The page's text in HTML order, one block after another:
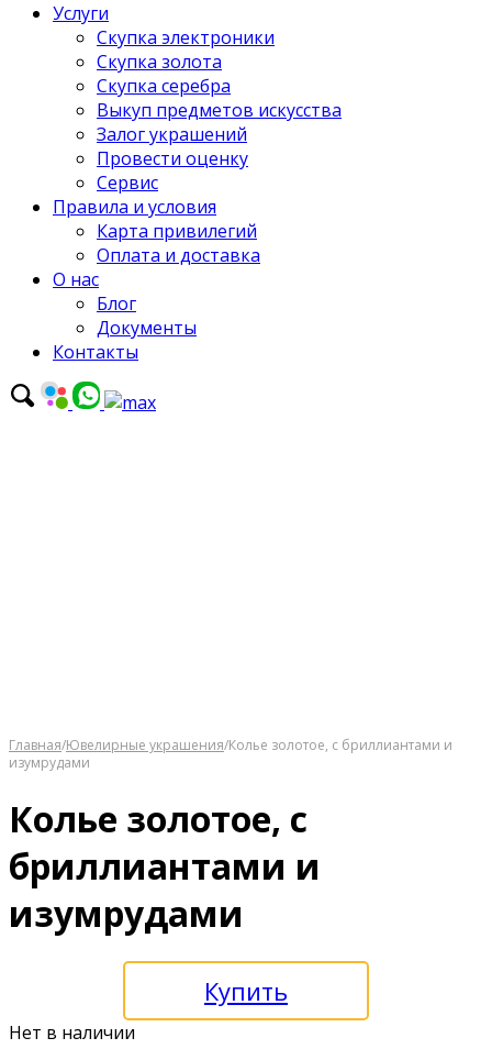
Услуги
Скупка электроники
Скупка золота
Скупка серебра
Выкуп предметов искусства
Залог украшений
Провести оценку
Сервис
Правила и условия
Карта привилегий
Оплата и доставка
О нас
Блог
Документы
Контакты
Главная/Ювелирные украшения/Колье золотое, с бриллиантами и
изумрудами
Колье золотое, с
бриллиантами и
изумрудами
Купить
Нет в наличии